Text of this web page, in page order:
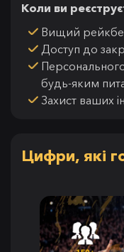
Коли ви
Вищий
Доступ до
будь-яким
Захист ваших
Цифри, які